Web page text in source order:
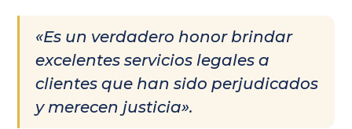
«Es un verdadero honor brindar
excelentes servicios legales a
clientes que han sido perjudicados
y merecen justicia».